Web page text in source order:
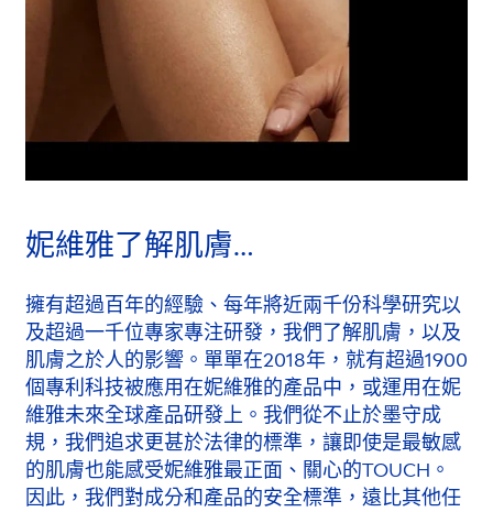
妮維雅了解肌膚…
擁有超過百年的經驗、每年將近兩千份科學研究以
及超過一千位專家專注研發，我們了解肌膚，以及
肌膚之於人的影響。單單在2018年，就有超過1900
個專利科技被應用在妮維雅的產品中，或運用在妮
維雅未來全球產品研發上。我們從不止於墨守成
規，我們追求更甚於法律的標準，讓即使是最敏感
的肌膚也能感受妮維雅最正面、關心的TOUCH。
因此，我們對成分和產品的安全標準，遠比其他任